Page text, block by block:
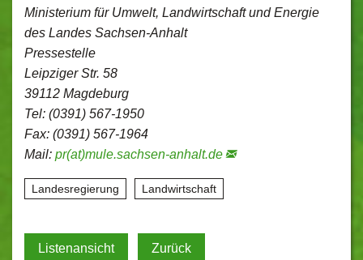
Ministerium für Umwelt, Landwirtschaft und Energie
des Landes Sachsen-Anhalt
Pressestelle
Leipziger Str. 58
39112 Magdeburg
Tel: (0391) 567-1950
Fax: (0391) 567-1964
Mail: pr(at)mule.sachsen-anhalt.de
Landesregierung Landwirtschaft
Listenansicht Zurück